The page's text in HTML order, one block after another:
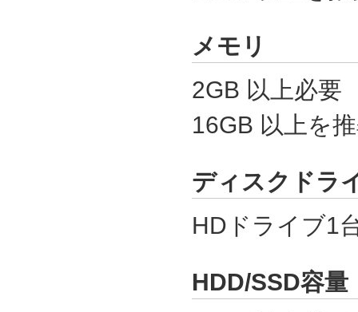
メモリ
2GB 以上必要
16GB 以上を
ディスクドラ
HDドライブ1
HDD/SSD容量